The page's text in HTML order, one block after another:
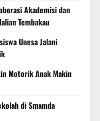
Akademisi dan
Tembakau
Unesa Jalani
Motorik Anak Makin
di Smamda